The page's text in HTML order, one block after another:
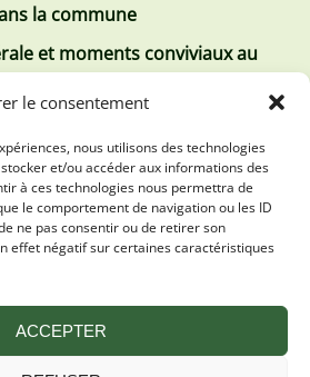
le consentement
nous utilisons des technologies
et/ou accéder aux informations des
à ces technologies nous permettra de
le comportement de navigation ou les ID
ne pas consentir ou de retirer son
effet négatif sur certaines caractéristiques
ACCEPTER
la commune
et moments conviviaux au
comptes rendus
2 juillet 2026
du 30 avril 2026